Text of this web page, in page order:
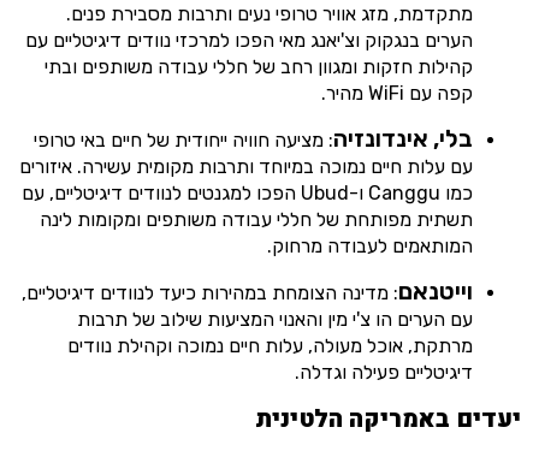
מתקדמת, מזג אוויר טרופי נעים ותרבות מסבירת פנים.
הערים בנגקוק וצ'יאנג מאי הפכו למרכזי נוודים דיגיטליים עם
קהילות חזקות ומגוון רחב של חללי עבודה משותפים ובתי
קפה עם WiFi מהיר.
בלי, אינדונזיה: מציעה חוויה ייחודית של חיים באי טרופי
עם עלות חיים נמוכה במיוחד ותרבות מקומית עשירה. איזורים
כמו Canggu ו-Ubud הפכו למגנטים לנוודים דיגיטליים, עם
תשתית מפותחת של חללי עבודה משותפים ומקומות לינה
המותאמים לעבודה מרחוק.
וייטנאם: מדינה הצומחת במהירות כיעד לנוודים דיגיטליים,
עם הערים הו צ'י מין והאנוי המציעות שילוב של תרבות
מרתקת, אוכל מעולה, עלות חיים נמוכה וקהילת נוודים
דיגיטליים פעילה וגדלה.
יעדים באמריקה הלטינית